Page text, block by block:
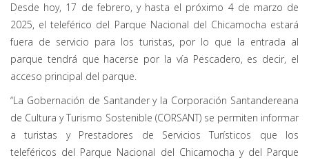
Desde hoy, 17 de febrero, y hasta el próximo 4 de marzo de
2025, el teleférico del Parque Nacional del Chicamocha estará
fuera de servicio para los turistas, por lo que la entrada al
parque tendrá que hacerse por la vía Pescadero, es decir, el
acceso principal del parque.
“La Gobernación de Santander y la Corporación Santandereana
de Cultura y Turismo Sostenible (CORSANT) se permiten informar
a turistas y Prestadores de Servicios Turísticos que los
teleféricos del Parque Nacional del Chicamocha y del Parque